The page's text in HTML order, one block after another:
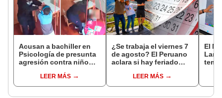
Acusan a bachiller en
Psicología de presunta
agresión contra niño
cámaras captan el
hecho
LEER MÁS
¿Se trabaja el viernes 7
de agosto? El Peruano
aclara si hay feriado
del 6 de agosto
LEER MÁS
El
palta